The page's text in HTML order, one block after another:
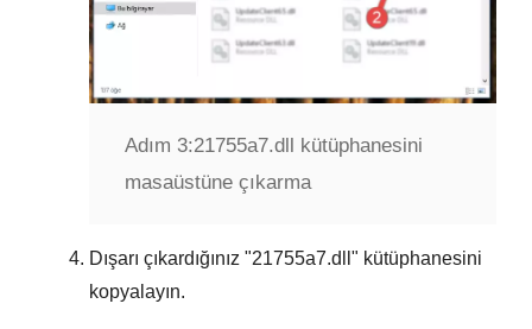
Adım 3:21755a7.dll kütüphanesini
masaüstüne çıkarma
Dışarı çıkardığınız "21755a7.dll " kütüphanesini
kopyalayın.